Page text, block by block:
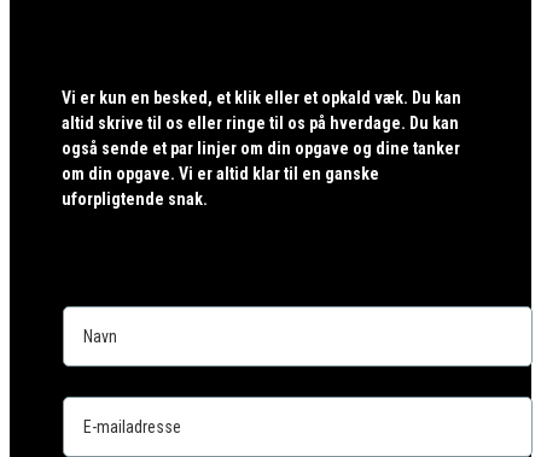
Vi er kun en besked, et klik eller et opkald væk. Du kan
altid skrive til os eller ringe til os på hverdage. Du kan
også sende et par linjer om din opgave og dine tanker
om din opgave. Vi er altid klar til en ganske
uforpligtende snak.